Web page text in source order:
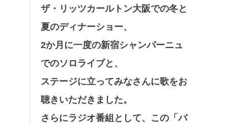
ザ・リッツカールトン大阪での冬と
夏のディナーショー、
2か月に一度の新宿シャンパーニュ
でのソロライブと、
ステージに立ってみなさんに歌をお
聴きいただきました。
さらにラジオ番組として、この「バ